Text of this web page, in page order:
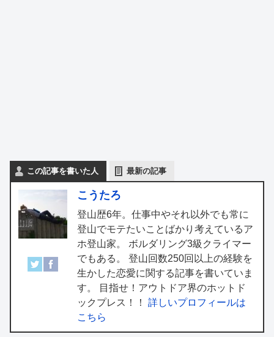
この記事を書いた人 最新の記事
こうたろ
登山歴6年。仕事中やそれ以外でも常に
登山でモテたいことばかり考えているア
ホ登山家。 ボルダリング3級クライマー
でもある。 登山回数250回以上の経験を
生かした恋愛に関する記事を書いていま
す。 目指せ！アウトドア界のホットド
ックプレス！！詳しいプロフィールは
こちら